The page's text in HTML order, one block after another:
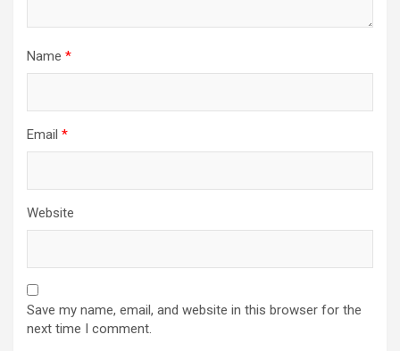
Name *
Email *
Website
Save my name, email, and website in this browser for the
next time I comment.